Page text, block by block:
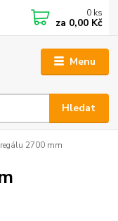
Menu
Hledat
0 ks
za 0,00 Kč
2700 mm